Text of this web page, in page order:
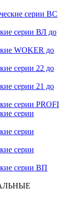
серии ВС
серии ВЛ до
WOKER до
серии 22 до
серии 21 до
серии PROFI
серии
серии
серии
серии ВП